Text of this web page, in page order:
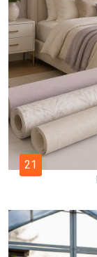
21